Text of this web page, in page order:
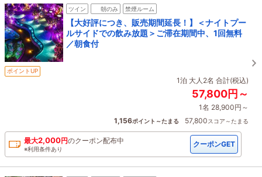
ツイン 朝のみ 禁煙ルーム
【大好評につき、販売期間延長！】＜ナイトプー
ルサイドでの飲み放題＞ご滞在期間中、1回無料
／朝食付
ポイントUP
1泊 大人2名 合計(税込)
57,800円～
1名 28,900円～
1,156ポイント～たまる 57,800スコア～たまる
最大2,000円のクーポン配布中
※利用条件あり
クーポンGET